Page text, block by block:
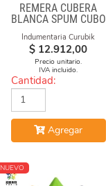
REMERA CUBERA
BLANCA SPUM CUBO
Indumentaria Curubik
$ 12.912,00
Precio unitario.
IVA incluido.
Cantidad:
Agregar
NUEVO